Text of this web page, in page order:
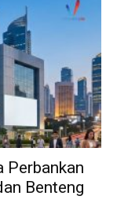
Perbankan
Benteng